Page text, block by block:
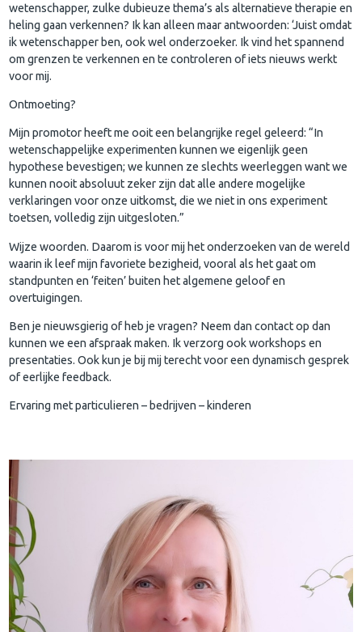
wetenschapper, zulke dubieuze thema’s als alternatieve therapie en
heling gaan verkennen? Ik kan alleen maar antwoorden: ‘Juist omdat
ik wetenschapper ben, ook wel onderzoeker. Ik vind het spannend
om grenzen te verkennen en te controleren of iets nieuws werkt
voor mij.
Ontmoeting?
Mijn promotor heeft me ooit een belangrijke regel geleerd: “In
wetenschappelijke experimenten kunnen we eigenlijk geen
hypothese bevestigen; we kunnen ze slechts weerleggen want we
kunnen nooit absoluut zeker zijn dat alle andere mogelijke
verklaringen voor onze uitkomst, die we niet in ons experiment
toetsen, volledig zijn uitgesloten.”
Wijze woorden. Daarom is voor mij het onderzoeken van de wereld
waarin ik leef mijn favoriete bezigheid, vooral als het gaat om
standpunten en ‘feiten’ buiten het algemene geloof en
overtuigingen.
Ben je nieuwsgierig of heb je vragen? Neem dan contact op dan
kunnen we een afspraak maken. Ik verzorg ook workshops en
presentaties. Ook kun je bij mij terecht voor een dynamisch gesprek
of eerlijke feedback.
Ervaring met particulieren – bedrijven – kinderen